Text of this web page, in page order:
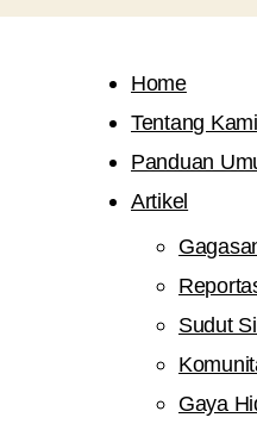
Home
Tentang Kami
Panduan
Artikel
Sudut
Gaya